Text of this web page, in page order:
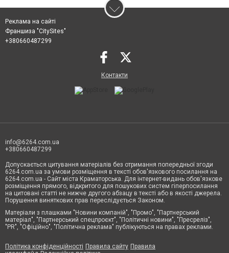
Реклама на сайті
Франшиза "CitySites"
+380660487299
Контакти
info@6264.com.ua
+380660487299
Допускається цитування матеріалів без отримання попередньої згоди
6264.com.ua за умови розміщення в тексті обов'язкового посилання на
6264.com.ua - Сайт міста Краматорська. Для інтернет-видань обов'язкове
розміщення прямого, відкритого для пошукових систем гіперпосилання
на цитовані статті не нижче другого абзацу в тексті або в якості джерела.
Порушення виняткових прав переслідується Законом.
Матеріали з плашками "Новини компаній", "Промо", "Партнерський
матеріал", "Партнерський спецпроєкт", "Політичні новини", "Пресреліз",
"PR", "Офіційно", "Політична реклама" публікуються на правах реклами.
Політика конфіденційності Правила сайту Правила